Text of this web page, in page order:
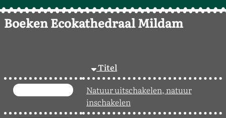
Boeken Ecokathedraal Mildam
Titel
Natuur uitschakelen, natuur
inschakelen